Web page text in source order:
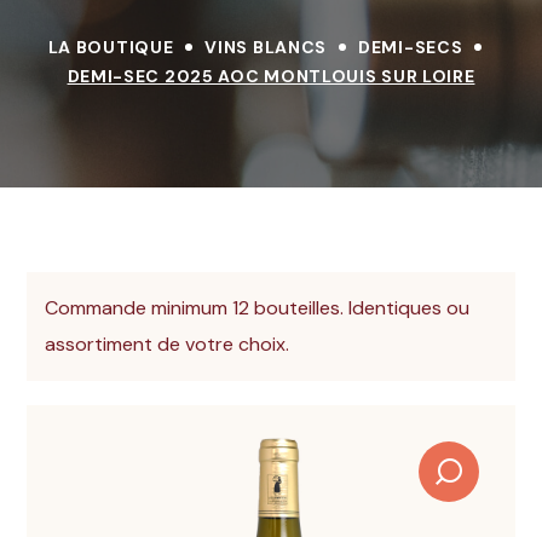
LA BOUTIQUE VINS BLANCS
DEMI-SECS
DEMI-SEC 2025 AOC MONTLOUIS SUR LOIRE
Commande minimum 12 bouteilles. Identiques ou
assortiment de votre choix.
Pinot Noir 2023 VIN DE FRANCE